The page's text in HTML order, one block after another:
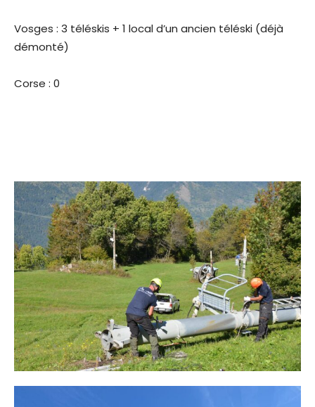
Vosges : 3 téléskis + 1 local d’un ancien téléski (déjà
démonté)
Corse : 0